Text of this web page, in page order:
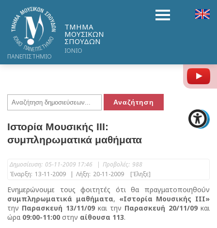
ΤΜΗΜΑ
ΜΟΥΣΙΚΩΝ
ΣΠΟΥΔΩΝ
ΙΟΝΙΟ
ΠΑΝΕΠΙΣΤΗΜΙΟ
Ιστορία Μουσικής ΙΙΙ:
συμπληρωματικά μαθήματα
Δημοσίευση: 05-11-2009 17:46 | Προβολές: 988
Έναρξη: 13-11-2009 | Λήξη: 20-11-2009 [Έληξε]
Ενημερώνουμε τους φοιτητές ότι θα πραγματοποιηθούν
συμπληρωματικά μαθήματα, «Ιστορία Μουσικής ΙΙΙ»
την Παρασκευή 13/11/09και την Παρασκευή 20/11/09και
ώρα 09:00-11:00 στην αίθουσα 113.